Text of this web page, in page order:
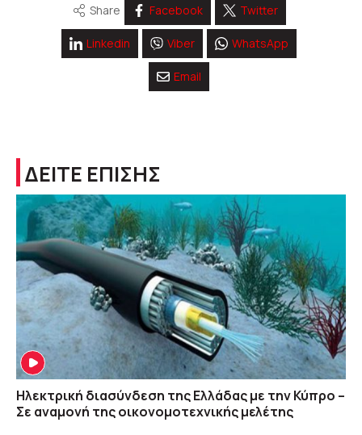
Share Facebook Twitter
Linkedin Viber WhatsApp
Email
ΔΕΙΤΕ ΕΠΙΣΗΣ
Ηλεκτρική διασύνδεση της Ελλάδας με την Κύπρο –
Σε αναμονή της οικονομοτεχνικής μελέτης